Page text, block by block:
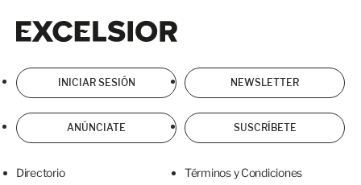
INICIAR SESIÓN NEWSLETTER
ANÚNCIATE SUSCRÍBETE
Directorio Términos y Condiciones